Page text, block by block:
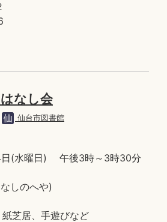
はなし会
仙台市図書館
日(水曜日) 午後3時～3時30分
しのへや)
芝居、手遊びなど